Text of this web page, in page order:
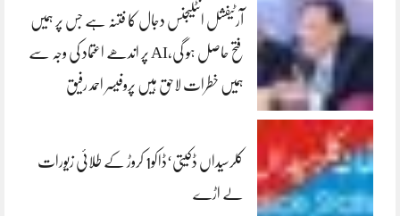
آرٹیفشل انٹلیجنس دجال کا فتنہ ہے جس پر ہمیں
فتح حاصل ہو گی،AI پر اندھے اعتماد کی وجہ سے
ہمیں خطرات لاحق ہیں پروفیسر احمد رفیق
کلرسیداں ڈکیتی‘ڈاکو1 کروڑ کے طلائی زیورات
لے اڑے